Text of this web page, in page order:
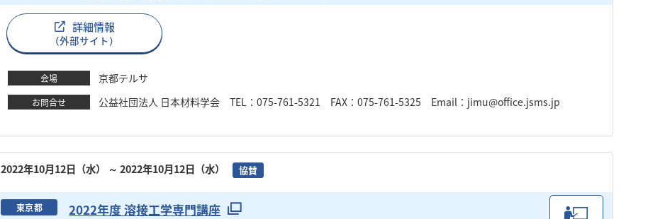
詳細情報
（外部サイト）
会場 京都テルサ
お問合せ 公益社団法人 日本材料学会 TEL：075-761-5321 FAX：075-761-5325 Email：jimu@office.jsms.jp
2022年10月12日（水） ～ 2022年10月12日（水） 協賛
東京都 2022年度 溶接工学専門講座